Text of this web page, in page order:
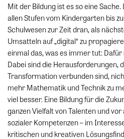
Mit der Bildung ist es so eine
allen Stufen vom Kindergarten bis
Schulwesen zur Zeit dran, als
Umsatteln auf „digital“ zu
einmal das, was es immer tut:
Dabei sind die Herausforderungen,
Transformation verbunden sind,
mehr Mathematik und Technik zu
viel besser. Eine Bildung für die
ganzen Vielfalt von Talenten und
sozialer Kompetenzen – im
kritischen und kreativen